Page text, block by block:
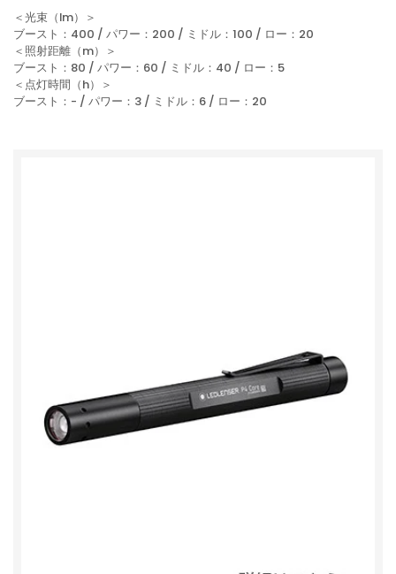
＜光束（lm）＞
ブースト：400 / パワー：200 / ミドル：100 / ロー：20
＜照射距離（m）＞
ブースト：80 / パワー：60 / ミドル：40 / ロー：5
＜点灯時間（h）＞
ブースト：- / パワー：3 / ミドル：6 / ロー：20